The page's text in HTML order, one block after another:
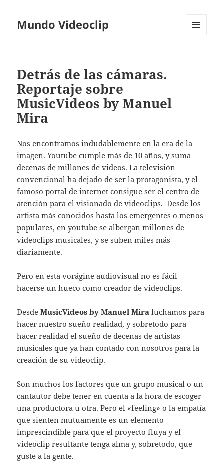
Mundo Videoclip
Detrás de las cámaras.
Reportaje sobre
MusicVideos by Manuel
Mira
Nos encontramos indudablemente en la era de la
imagen. Youtube cumple más de 10 años, y suma
decenas de millones de videos. La televisión
convencional ha dejado de ser la protagonista, y el
famoso portal de internet consigue ser el centro de
atención para el visionado de videoclips. Desde los
artista más conocidos hasta los emergentes o menos
populares, en youtube se albergan millones de
videoclips musicales, y se suben miles más
diariamente.
Pero en esta vorágine audiovisual no es fácil
hacerse un hueco como creador de videoclips.
DesdeMusicVideos by Manuel Mira luchamos para
hacer nuestro sueño realidad, y sobretodo para
hacer realidad el sueño de decenas de artistas
musicales que ya han contado con nosotros para la
creación de su videoclip.
Son muchos los factores que un grupo musical o un
cantautor debe tener en cuenta a la hora de escoger
una productora u otra. Pero el «feeling» o la empatía
que sienten mutuamente es un elemento
imprescindible para que el proyecto fluya y el
videoclip resultante tenga alma y, sobretodo, que
guste a la gente.